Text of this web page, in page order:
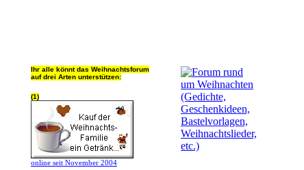
Ihr alle könnt das Weihnachtsforum
auf drei Arten unterstützen:
(1)
online seit November 2004